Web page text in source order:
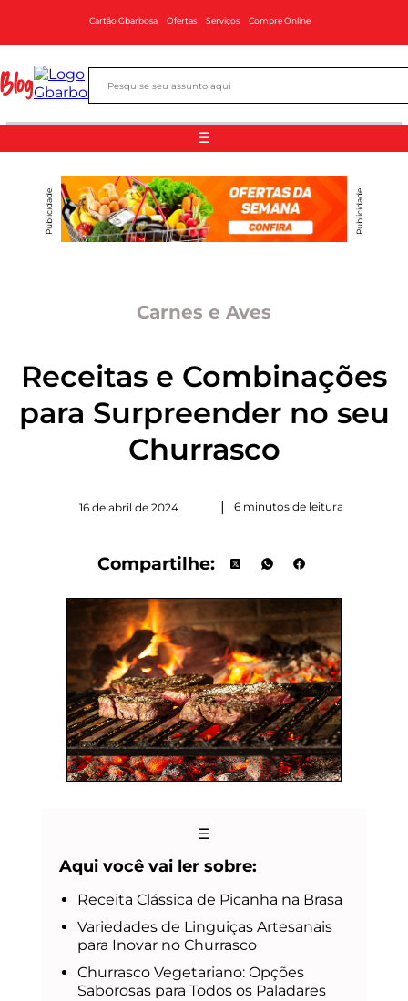
Cartão Gbarbosa Ofertas Serviços Compre Online
Blog
☰
Publicidade Publicidade
Carnes e Aves
Receitas e Combinações
para Surpreender no seu
Churrasco
16 de abril de 2024 | 6 minutos de leitura
Compartilhe:
☰
Aqui você vai ler sobre:
Receita Clássica de Picanha na Brasa
Variedades de Linguiças Artesanais
para Inovar no Churrasco
Churrasco Vegetariano: Opções
Saborosas para Todos os Paladares